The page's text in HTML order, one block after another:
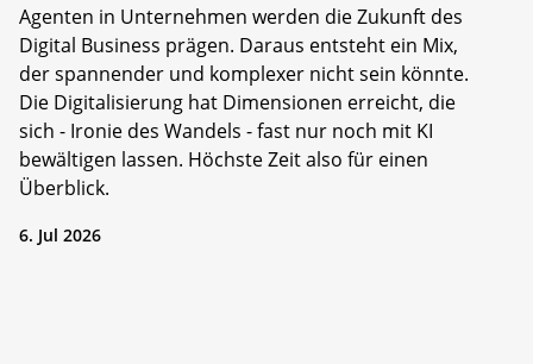
Agenten in Unternehmen werden die Zukunft des
Digital Business prägen. Daraus entsteht ein Mix,
der spannender und komplexer nicht sein könnte.
Die Digitalisierung hat Dimensionen erreicht, die
sich - Ironie des Wandels - fast nur noch mit KI
bewältigen lassen. Höchste Zeit also für einen
Überblick.
6. Jul 2026